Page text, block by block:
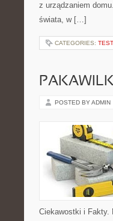
z urządzaniem
świata, w […]
CATEGORIES:
POSTED BY ADMIN
Ciekawostki i Fakty.